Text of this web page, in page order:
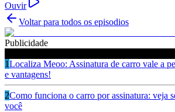
Ouvir
Voltar para todos os episodios
Publicidade
1Localiza Meoo: Assinatura de carro vale a
e vantagens!
2Como funciona o carro por assinatura: veja
você